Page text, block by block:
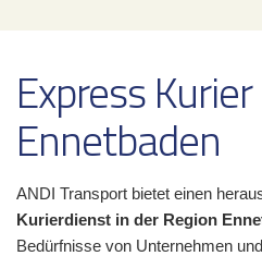
Express
Ennetbaden
ANDI Transport bietet einen
Kurierdienst in der Region
Bedürfnisse von Unternehmen